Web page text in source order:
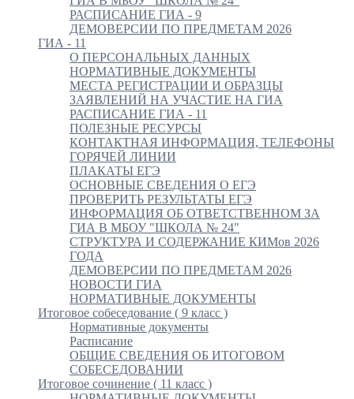
РАСПИСАНИЕ ГИА - 9
ДЕМОВЕРСИИ ПО ПРЕДМЕТАМ 2026
ГИА - 11
О ПЕРСОНАЛЬНЫХ ДАННЫХ
НОРМАТИВНЫЕ ДОКУМЕНТЫ
МЕСТА РЕГИСТРАЦИИ И ОБРАЗЦЫ
ЗАЯВЛЕНИЙ НА УЧАСТИЕ НА ГИА
РАСПИСАНИЕ ГИА - 11
ПОЛЕЗНЫЕ РЕСУРСЫ
КОНТАКТНАЯ ИНФОРМАЦИЯ, ТЕЛЕФОНЫ
ГОРЯЧЕЙ ЛИНИИ
ПЛАКАТЫ ЕГЭ
ОСНОВНЫЕ СВЕДЕНИЯ О ЕГЭ
ПРОВЕРИТЬ РЕЗУЛЬТАТЫ ЕГЭ
ИНФОРМАЦИЯ ОБ ОТВЕТСТВЕННОМ ЗА
ГИА В МБОУ "ШКОЛА № 24"
СТРУКТУРА И СОДЕРЖАНИЕ КИМов 2026
ГОДА
ДЕМОВЕРСИИ ПО ПРЕДМЕТАМ 2026
НОВОСТИ ГИА
НОРМАТИВНЫЕ ДОКУМЕНТЫ
Итоговое собеседование ( 9 класс )
Нормативные документы
Расписание
ОБЩИЕ СВЕДЕНИЯ ОБ ИТОГОВОМ
СОБЕСЕДОВАНИИ
Итоговое сочинение ( 11 класс )